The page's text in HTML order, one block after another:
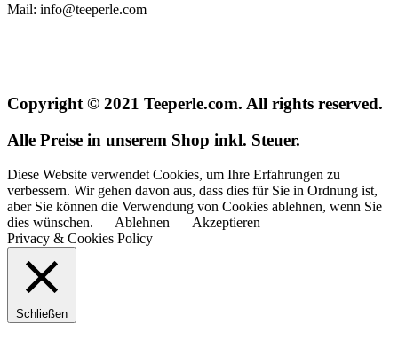
Mail: info@teeperle.com
Copyright © 2021 Teeperle.com. All rights reserved.
Alle Preise in unserem Shop inkl. Steuer.
Diese Website verwendet Cookies, um Ihre Erfahrungen zu
verbessern. Wir gehen davon aus, dass dies für Sie in Ordnung ist,
aber Sie können die Verwendung von Cookies ablehnen, wenn Sie
dies wünschen.
Ablehnen
Akzeptieren
Privacy & Cookies Policy
Schließen